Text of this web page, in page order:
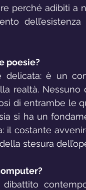
perché adibiti a
poesie?
delicata: è un
realtà.
di entrambe le
si ha un
il costante
stesura